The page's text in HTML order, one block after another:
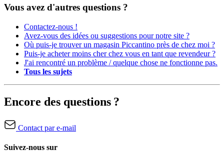
Vous avez d'autres questions ?
Contactez-nous !
Avez-vous des idées ou suggestions pour notre site ?
Où puis-je trouver un magasin Piccantino près de chez moi ?
Puis-je acheter moins cher chez vous en tant que revendeur ?
J'ai rencontré un problème / quelque chose ne fonctionne pas.
Tous les sujets
Encore des questions ?
Contact par e-mail
Suivez-nous sur